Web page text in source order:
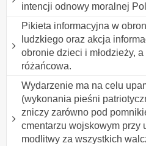
intencji odnowy moralnej
Pikieta informacyjna w
ludzkiego oraz akcja
obronie dzieci i młodzieży,
różańcowa.
Wydarzenie ma na celu
(wykonania pieśni
zniczy zarówno pod
cmentarzu wojskowym przy
modlitwy za wszystkich